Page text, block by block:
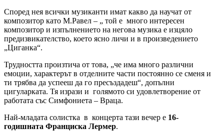
Според нея всички музиканти имат какво да научат от
композитор като М.Равел – „ той е много интересен
композитор и изпълнението на негова музика е изцяло
предизвикателство, което ясно личи и в произведението
„Циганка“.
Трудността произтича от това, „че има много различни
емоции, характерът в отделните части постоянно се сменя и
ти трябва да успееш да го пресъздадеш“, допълни
цигуларката. Тя изрази и голямото си удовлетворение от
работата със Симфониета – Враца.
Най-младата солистка в концерта тази вечер е 16-
годишната Франциска Лермер.